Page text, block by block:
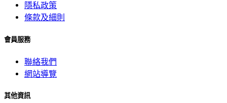
隱私政策
條款及細則
會員服務
聯絡我們
網站導覽
其他資訊